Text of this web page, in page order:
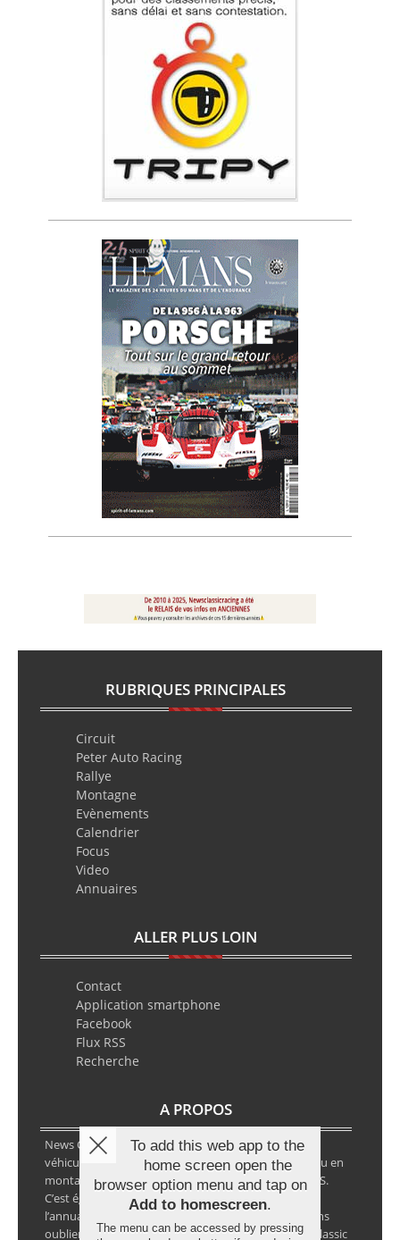
RUBRIQUES PRINCIPALES
Circuit
Peter Auto Racing
Rallye
Montagne
Evènements
Calendrier
Focus
Video
Annuaires
ALLER PLUS LOIN
Contact
Application smartphone
Facebook
Flux RSS
Recherche
A PROPOS
News Classic Racing est le portail de l’actualité du
véhicule historique. Que ce soit en circuit, en rallye ou en
montagne, vous y retrouverez les infos VHC ou VHRS.
C’est également le calendrier des épreuves ainsi que
l’annuaire des spécialistes de la voiture ancienne, sans
oublier les petites annonces avec notre partenaire Classic
To add this web app to the
home screen open the
browser option menu and tap on
Add to homescreen.
The menu can be accessed by pressing